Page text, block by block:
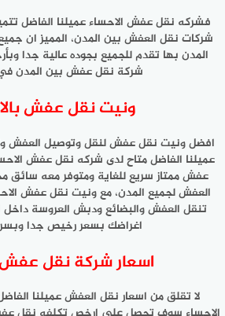
فشركه نقل عفش الاحساء عميلنا الفاضل
شركات نقل العفش بين المدن، المميز ان
المدن بها تقدم للجميع بجوده عالية جدا
شركة نقل عفش بين المدن في
ونيت نقل عفش
افضل ونيت نقل عفش لنقل وتوصيل العفش
عميلنا الفاضل متاح لدى شركه نقل عفش
عفش ممتاز سريع للغاية ومتوفر معه
العفش لجميع المدن، مع ونيت نقل عفش
تنقل العفش والبضائع ودبش العروسة داخل
اغراضك بسعر رخيص جدا
اسعار شركة نقل عفش
لا تقلق من اسعار نقل العفش عميلنا